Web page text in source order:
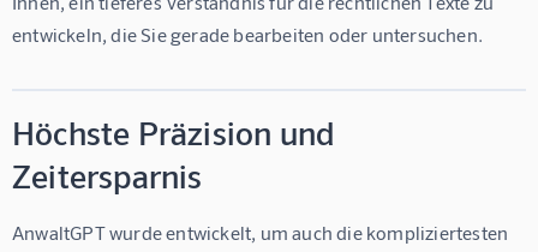
entwickeln, die Sie gerade bearbeiten oder untersuchen.
Höchste Präzision und
Zeitersparnis
AnwaltGPT wurde entwickelt, um auch die kompliziertesten